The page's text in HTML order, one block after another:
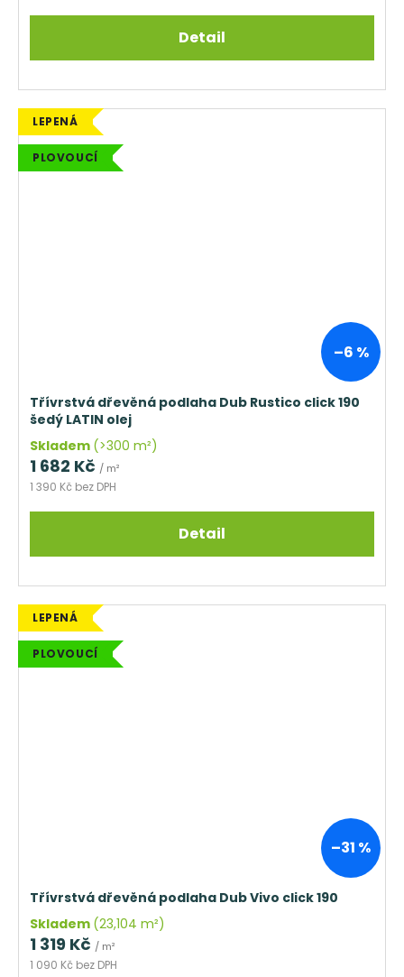
Detail
LEPENÁ
PLOVOUCÍ
–6 %
Třívrstvá dřevěná podlaha Dub Rustico click 190
šedý LATIN olej
Skladem (>300 m²)
1 390 Kč bez DPH
1 682 Kč / m²
Detail
LEPENÁ
PLOVOUCÍ
–31 %
Třívrstvá dřevěná podlaha Dub Vivo click 190
Skladem (23,104 m²)
1 090 Kč bez DPH
1 319 Kč / m²